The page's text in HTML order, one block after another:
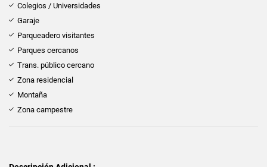
Colegios / Universidades
Garaje
Parqueadero visitantes
Parques cercanos
Trans. público cercano
Zona residencial
Montaña
Zona campestre